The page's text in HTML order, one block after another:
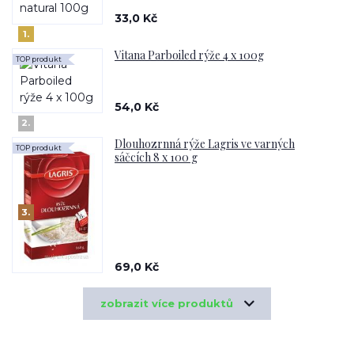
1.
33,0 Kč
2.
Vitana Parboiled rýže 4 x 100g
TOP produkt
54,0 Kč
3.
Dlouhozrnná rýže Lagris ve varných
sáčcích 8 x 100 g
TOP produkt
69,0 Kč
zobrazit více produktů